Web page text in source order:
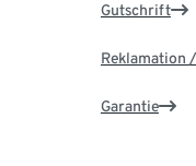
Gutschrift
Reklamation
Garantie